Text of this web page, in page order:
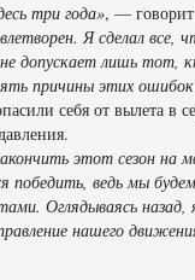
три года», —
Я сделал все,
допускает лишь тот,
причины этих
себя от вылета в
этот сезон на
победить, ведь мы
Оглядываясь
нашего